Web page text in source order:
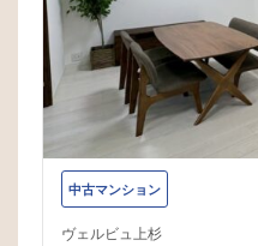
中古マンション
ヴェルビュ上杉